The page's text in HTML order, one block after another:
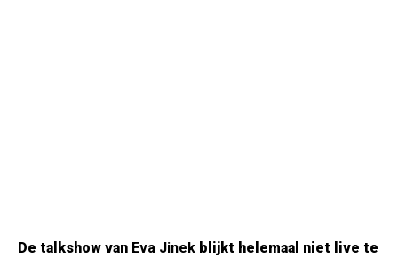
De talkshow van Eva Jinek blijkt helemaal niet live te